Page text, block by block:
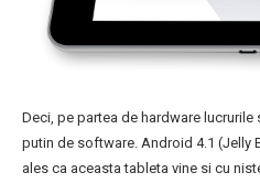
Deci, pe partea de hardware
putin de software. Android 4.1 (Jelly
ales ca aceasta tableta vine si cu